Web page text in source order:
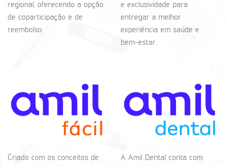
regional, oferecendo a opção
de coparticipação e de
reembolso.
e exclusividade para
entregar a melhor
experiência em saúde e
bem-estar.
Criado com os conceitos de
A Amil Dental conta com